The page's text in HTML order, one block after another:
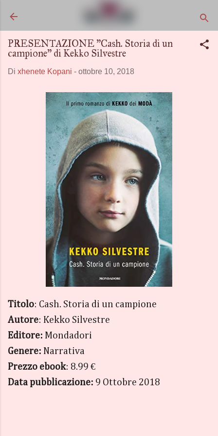
PRESENTAZIONE "Cash. Storia di un
campione" di Kekko Silvestre
Di xhenete Kopani - ottobre 10, 2018
Titolo: Cash. Storia di un campione
Autore: Kekko Silvestre
Editore: Mondadori
Genere: Narrativa
Prezzo ebook: 8.99 €
Data pubblicazione: 9 Ottobre 2018